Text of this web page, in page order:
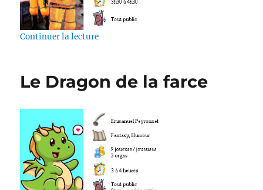
Continuer la lecturede « Meurtre à l’Institut Villani »
Le Dragon de la farce